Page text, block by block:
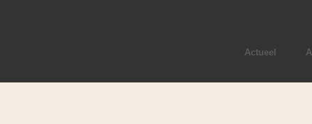
Actueel